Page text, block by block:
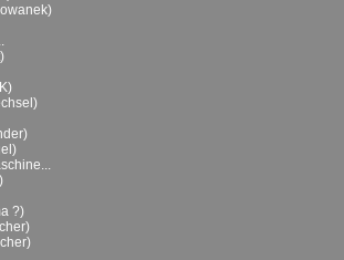
?)